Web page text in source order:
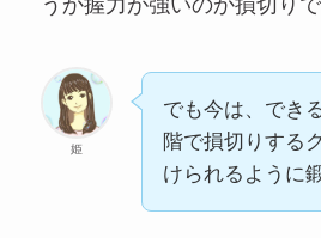
うか握力が強いのか損切り
姫
でも今は、でき
階で損切りする
けられるように